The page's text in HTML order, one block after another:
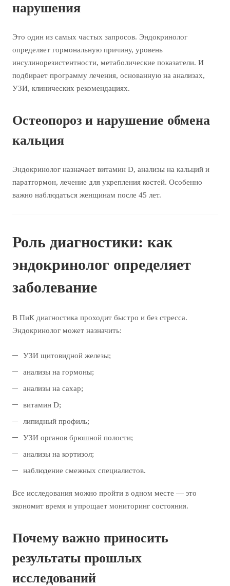
нарушения
Это один из самых частых запросов. Эндокринолог
определяет гормональную причину, уровень
инсулинорезистентности, метаболические показатели. И
подбирает программу лечения, основанную на анализах,
УЗИ, клинических рекомендациях.
Остеопороз и нарушение обмена
кальция
Эндокринолог назначает витамин D, анализы на кальций и
паратгормон, лечение для укрепления костей. Особенно
важно наблюдаться женщинам после 45 лет.
Роль диагностики: как
эндокринолог определяет
заболевание
В ПиК диагностика проходит быстро и без стресса.
Эндокринолог может назначить:
УЗИ щитовидной железы;
анализы на гормоны;
анализы на сахар;
витамин D;
липидный профиль;
УЗИ органов брюшной полости;
анализы на кортизол;
наблюдение смежных специалистов.
Все исследования можно пройти в одном месте — это
экономит время и упрощает мониторинг состояния.
Почему важно приносить
результаты прошлых
исследований